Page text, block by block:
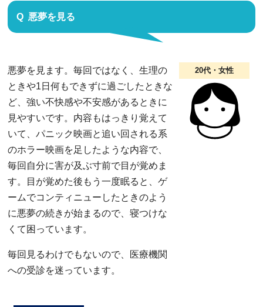
悪夢を見る
20代・女性
悪夢を見ます。毎回ではなく、生理の
ときや1日何もできずに過ごしたときな
ど、強い不快感や不安感があるときに
見やすいです。内容もはっきり覚えて
いて、パニック映画と追い回される系
のホラー映画を足したような内容で、
毎回自分に害が及ぶ寸前で目が覚めま
す。目が覚めた後もう一度眠ると、ゲ
ームでコンティニューしたときのよう
に悪夢の続きが始まるので、寝つけな
くて困っています。
毎回見るわけでもないので、医療機関
への受診を迷っています。